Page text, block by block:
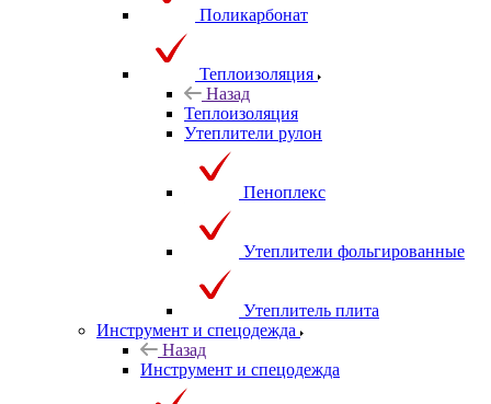
Поликарбонат
Теплоизоляция
Назад
Теплоизоляция
Утеплители рулон
Пеноплекс
Утеплители фольгированные
Утеплитель плита
Инструмент и спецодежда
Назад
Инструмент и спецодежда